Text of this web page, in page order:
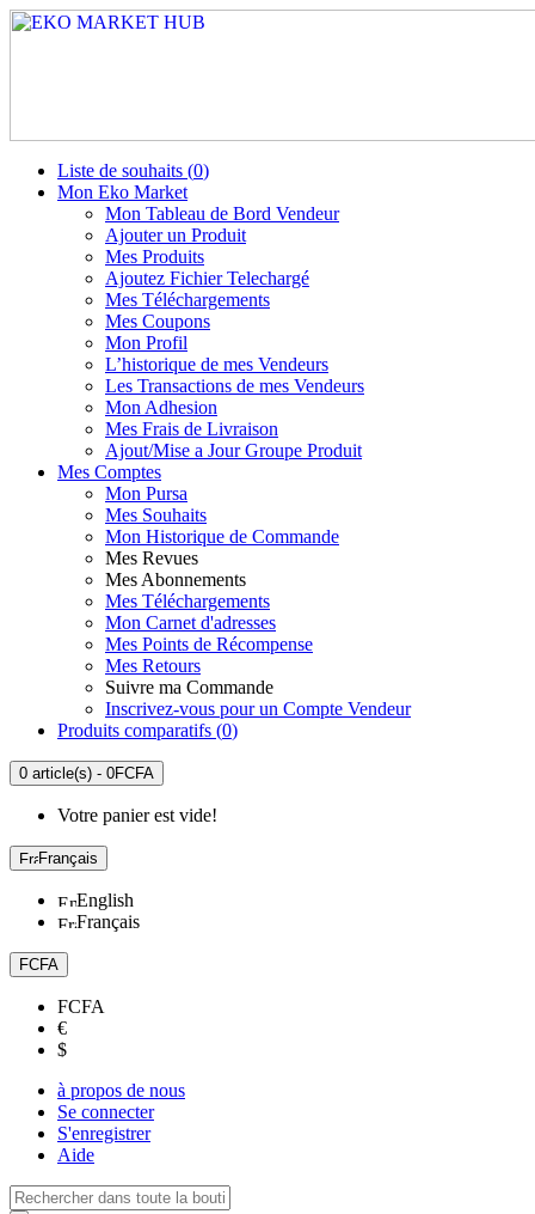
Liste de souhaits (0)
Mon Eko Market
Mon Tableau de Bord Vendeur
Ajouter un Produit
Mes Produits
Ajoutez Fichier Telechargé
Mes Téléchargements
Mes Coupons
Mon Profil
L’historique de mes Vendeurs
Les Transactions de mes Vendeurs
Mon Adhesion
Mes Frais de Livraison
Ajout/Mise a Jour Groupe Produit
Mes Comptes
Mon Pursa
Mes Souhaits
Mon Historique de Commande
Mes Revues
Mes Abonnements
Mes Téléchargements
Mon Carnet d'adresses
Mes Points de Récompense
Mes Retours
Suivre ma Commande
Inscrivez-vous pour un Compte Vendeur
Produits comparatifs (0)
0 article(s) - 0FCFA
Votre panier est vide!
Français
English
Français
FCFA
FCFA
€
$
à propos de nous
Se connecter
S'enregistrer
Aide